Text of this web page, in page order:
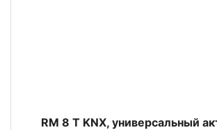
RM 8 T KNX, универсальный